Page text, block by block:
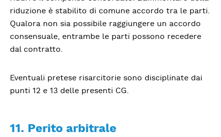
riduzione è stabilito di comune accordo tra le parti.
Qualora non sia possibile raggiungere un accordo
consensuale, entrambe le parti possono recedere
dal contratto.
Eventuali pretese risarcitorie sono disciplinate dai
punti 12 e 13 delle presenti CG.
11. Perito arbitrale